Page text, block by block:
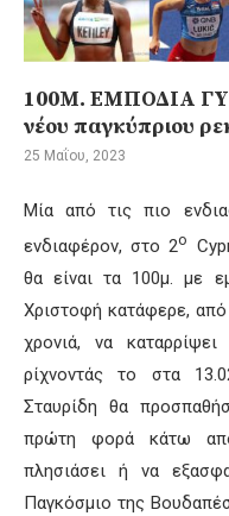
100Μ. ΕΜΠΟΔΙΑ
νέου παγκύπριου
25 Μαΐου, 2023
Μία από τις πιο
ενδιαφέρον, στο 2ο
θα είναι τα 100μ. με
Χριστοφή κατάφερε,
χρονιά, να
ρίχνοντάς το στα
Σταυρίδη θα
πρώτη φορά κάτω
πλησιάσει ή να
Παγκόσμιο της